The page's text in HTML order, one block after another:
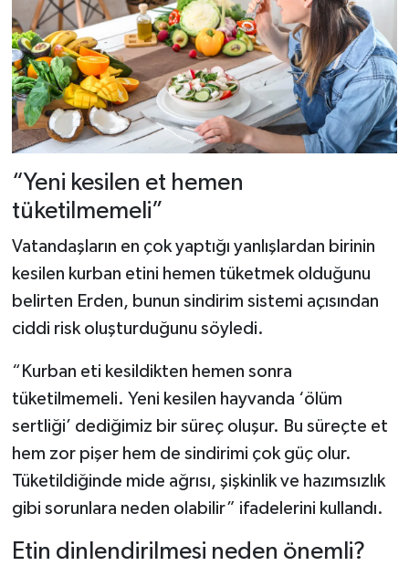
“Yeni kesilen et hemen
tüketilmemeli”
Vatandaşların en çok yaptığı yanlışlardan birinin
kesilen kurban etini hemen tüketmek olduğunu
belirten Erden, bunun sindirim sistemi açısından
ciddi risk oluşturduğunu söyledi.
“Kurban eti kesildikten hemen sonra
tüketilmemeli. Yeni kesilen hayvanda ‘ölüm
sertliği’ dediğimiz bir süreç oluşur. Bu süreçte et
hem zor pişer hem de sindirimi çok güç olur.
Tüketildiğinde mide ağrısı, şişkinlik ve hazımsızlık
gibi sorunlara neden olabilir” ifadelerini kullandı.
Etin dinlendirilmesi neden önemli?